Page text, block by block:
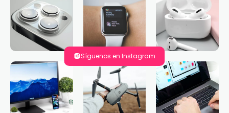
Síguenos en Instagram